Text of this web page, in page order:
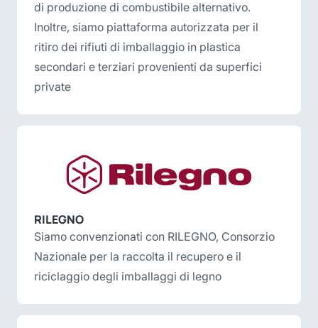
di produzione di combustibile alternativo.
Inoltre, siamo piattaforma autorizzata per il
ritiro dei rifiuti di imballaggio in plastica
secondari e terziari provenienti da superfici
private
RILEGNO
Siamo convenzionati con RILEGNO, Consorzio
Nazionale per la raccolta il recupero e il
riciclaggio degli imballaggi di legno